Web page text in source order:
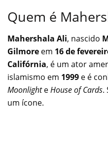
Quem é
Mahershala Ali, nascido
Gilmore em 16 de
Califórnia, é um ator
islamismo em 1999 e é
MoonlighteHouse of Cards.
um ícone.